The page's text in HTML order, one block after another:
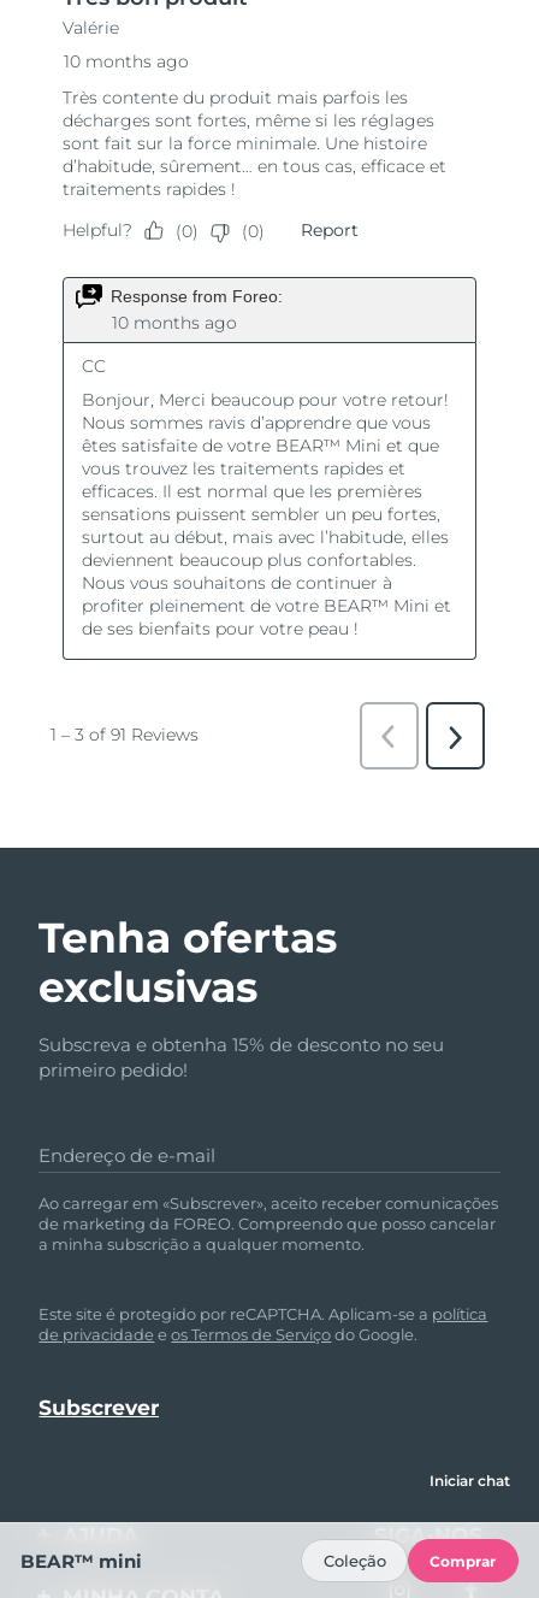
Tenha ofertas
exclusivas
Subscreva e obtenha 15% de desconto no seu
primeiro pedido!
Endereço de e-mail
Ao carregar em «Subscrever», aceito receber comunicações
de marketing da FOREO. Compreendo que posso cancelar
a minha subscrição a qualquer momento.
Este site é protegido por reCAPTCHA. Aplicam-se a política
de privacidade eos Termos de Serviçodo Google.
SIGA-NOS
Iniciar chat
BEAR™ mini Coleção Comprar